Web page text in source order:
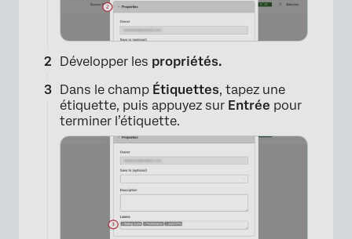
Développer les propriétés.
Dans le champ Étiquettes, tapez une
étiquette, puis appuyez sur Entrée pour
terminer l’étiquette.